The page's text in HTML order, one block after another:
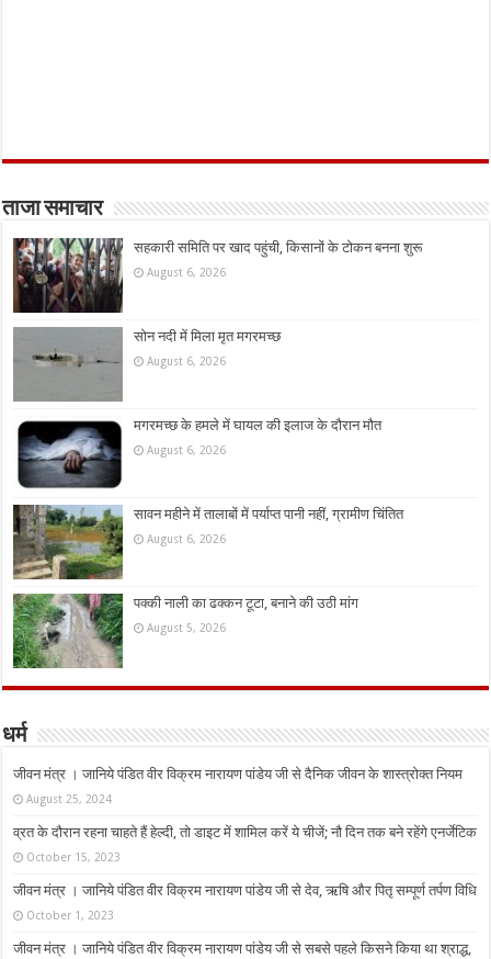
ताजा समाचार
सहकारी समिति पर खाद पहुंची, किसानों के टोकन बनना शुरू
August 6, 2026
सोन नदी में मिला मृत मगरमच्छ
August 6, 2026
मगरमच्छ के हमले में घायल की इलाज के दौरान मौत
August 6, 2026
सावन महीने में तालाबों में पर्याप्त पानी नहीं, ग्रामीण चिंतित
August 6, 2026
पक्की नाली का ढक्कन टूटा, बनाने की उठी मांग
August 5, 2026
धर्म
जीवन मंत्र । जानिये पंडित वीर विक्रम नारायण पांडेय जी से दैनिक जीवन के शास्त्रोक्त नियम
August 25, 2024
व्रत के दौरान रहना चाहते हैं हेल्दी, तो डाइट में शामिल करें ये चीजें; नौ दिन तक बने रहेंगे एनर्जेटिक
October 15, 2023
जीवन मंत्र । जानिये पंडित वीर विक्रम नारायण पांडेय जी से देव, ऋषि और पितृ सम्पूर्ण तर्पण विधि
October 1, 2023
जीवन मंत्र । जानिये पंडित वीर विक्रम नारायण पांडेय जी से सबसे पहले किसने किया था श्राद्ध,